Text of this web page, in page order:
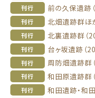
刊行 前の久保遺跡
刊行 北畑遺跡群ほ
刊行 北裏遺跡群（
刊行 台ヶ坂遺跡（
刊行 周防畑遺跡群
刊行 和田原遺跡群
刊行 和田遺跡・和